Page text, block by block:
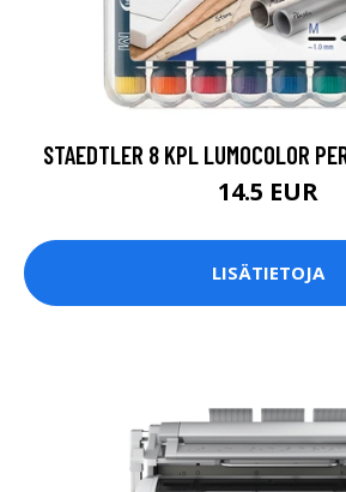
STAEDTLER 8 KPL LUMOCOLOR
14.5 EUR
LISÄTIETOJA